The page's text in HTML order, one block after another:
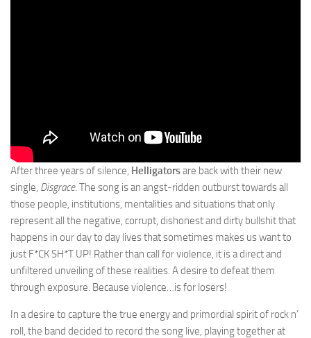
After three years of silence, Helligatorsare back with their new
single, Disgrace. The song is an angst-ridden outburst towards all
those people, institutions, mentalities and situations that only
represent all the negative, corrupt, dishonest and dirty bullshit that
happens in our day to day lives that sometimes makes us want to
just F*CK SH*T UP! Rather than call for violence, it is a direct and
unfiltered unveiling of these realities. A desire to defeat them
through exposure. Because violence…is for losers!
In a desire to capture the true energy and primordial spirit of rock n’
roll, the band decided to record the song live, playing together at